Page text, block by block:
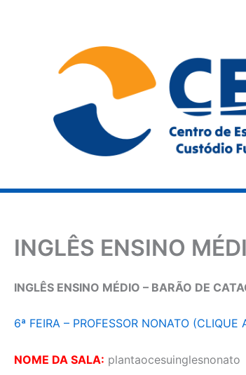
INGLÊS ENSINO
INGLÊS ENSINO MÉDIO – BARÃO DE
6ª FEIRA – PROFESSOR NONATO (CLIQUE
NOME DA SALA: plantaocesuinglesnonato